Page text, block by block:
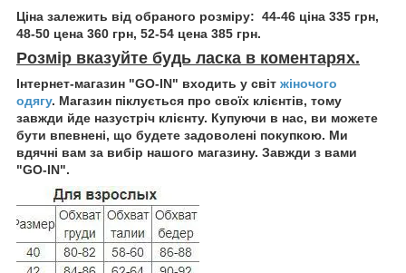
Ціна залежить від обраного розміру: 44-46 ціна 335 грн,
48-50 цена 360 грн, 52-54 цена 385 грн.
Розмір вказуйте будь ласка в коментарях.
Інтернет-магазин "GO-IN" входить у світ жіночого
одягу. Магазин піклується про своїх клієнтів, тому
завжди йде назустріч клієнту. Купуючи в нас, ви можете
бути впевнені, що будете задоволені покупкою. Ми
вдячні вам за вибір нашого магазину. Завжди з вами
"GO-IN".